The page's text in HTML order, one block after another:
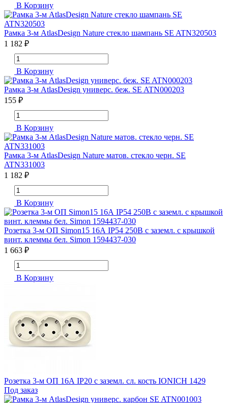
В Корзину
Рамка 3-м AtlasDesign Nature стекло шампань SE ATN320503
1 182 ₽
В Корзину
Рамка 3-м AtlasDesign универс. беж. SE ATN000203
155 ₽
В Корзину
Рамка 3-м AtlasDesign Nature матов. стекло черн. SE
ATN331003
1 182 ₽
В Корзину
Розетка 3-м ОП Simon15 16А IP54 250В с заземл. с крышкой
винт. клеммы бел. Simon 1594437-030
1 663 ₽
В Корзину
Розетка 3-м ОП 16А IP20 с заземл. сл. кость IONICH 1429
Под заказ